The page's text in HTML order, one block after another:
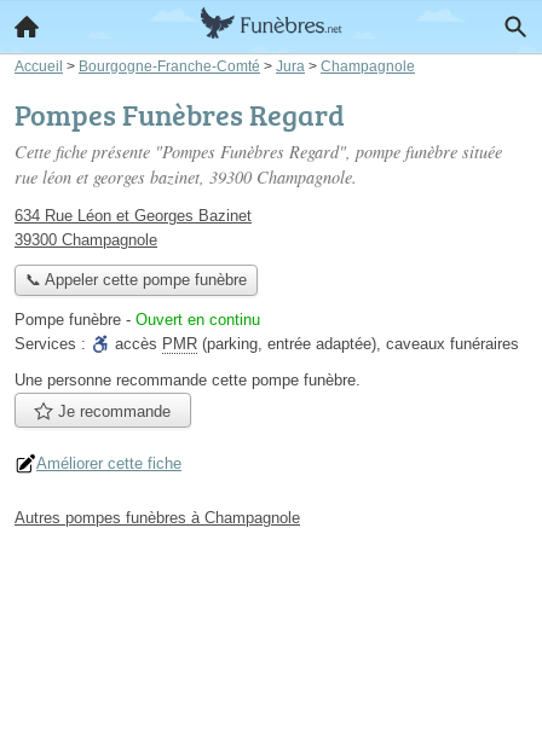
Accueil > Bourgogne-Franche-Comté > Jura > Champagnole
Pompes Funèbres Regard
Cette fiche présente "Pompes Funèbres Regard", pompe funèbre située
rue léon et georges bazinet, 39300 Champagnole.
634 Rue Léon et Georges Bazinet
39300 Champagnole
📞 Appeler cette pompe funèbre
Pompe funèbre - Ouvert en continu
Services :
accès PMR (parking, entrée adaptée), caveaux funéraires
Une personne recommande cette pompe funèbre.
Je recommande
Améliorer cette fiche
Autres pompes funèbres à Champagnole